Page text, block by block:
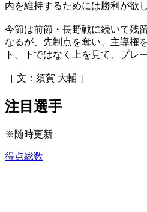
内を維持するためには勝利が欲し
今節は前節・長野戦に続いて残
なるが、先制点を奪い、主導権
ト。下ではなく上を見て、プレ
［ 文：須賀 大輔 ］
注目選手
※随時更新
得点総数